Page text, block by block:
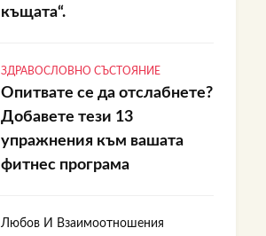
къщата“.
ЗДРАВОСЛОВНО СЪСТОЯНИЕ
Опитвате се да отслабнете?
Добавете тези 13
упражнения към вашата
фитнес програма
Любов И Взаимоотношения